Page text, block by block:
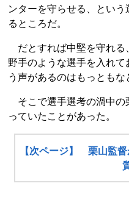
ンターを守らせる、とい
るところだ。
だとすれば中堅を守れる
野手のような選手を入れ
う声があるのはもっともな
そこで選手選考の渦中の
っていたことがあった。
【次ページ】 栗山監